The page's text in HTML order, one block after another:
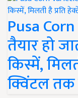
Pusa
तैयार हो
किस्में,
क्विंटल तक